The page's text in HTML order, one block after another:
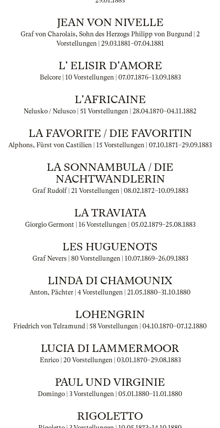
JEAN VON NIVELLE
Graf von Charolais, Sohn des Herzogs Philipp von Burgund | 2
Vorstellungen | 29.03.1881–07.04.1881
L' ELISIR D'AMORE
Belcore | 10 Vorstellungen | 07.07.1876–13.09.1883
L'AFRICAINE
Nelusko / Nelusco | 51 Vorstellungen | 28.04.1870–04.11.1882
LA FAVORITE / DIE FAVORITIN
Alphons, Fürst von Castilien | 15 Vorstellungen | 07.10.1871–29.09.1883
LA SONNAMBULA / DIE
NACHTWANDLERIN
Graf Rudolf | 21 Vorstellungen | 08.02.1872–10.09.1883
LA TRAVIATA
Giorgio Germont | 16 Vorstellungen | 05.02.1879–25.08.1883
LES HUGUENOTS
Graf Nevers | 80 Vorstellungen | 10.07.1869–26.09.1883
LINDA DI CHAMOUNIX
Anton, Pächter | 4 Vorstellungen | 21.05.1880–31.10.1880
LOHENGRIN
Friedrich von Telramund | 58 Vorstellungen | 04.10.1870–07.12.1880
LUCIA DI LAMMERMOOR
Enrico | 20 Vorstellungen | 03.01.1870–29.08.1883
PAUL UND VIRGINIE
Domingo | 3 Vorstellungen | 05.01.1880–11.01.1880
RIGOLETTO